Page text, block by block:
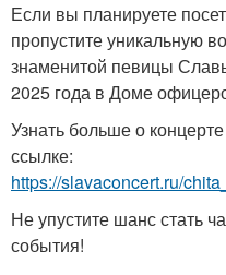
Если вы планируете
пропустите уникальную
знаменитой певицы
2025 года в Доме
Узнать больше о
ссылке:
https://slavaconcert.ru/
Не упустите шанс стать
события!